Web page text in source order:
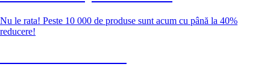
Nu le rata! Peste 10 000 de produse sunt acum cu până la 40%
reducere!